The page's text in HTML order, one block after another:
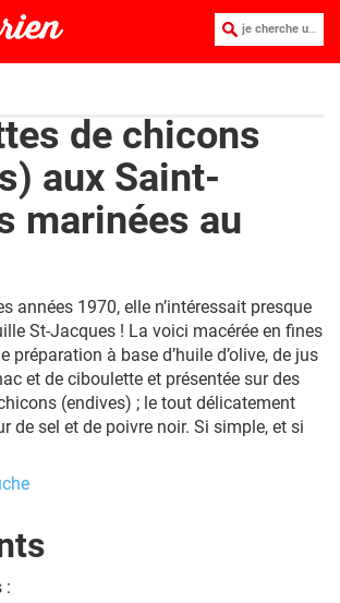
je cherche une recette :
de chicons
aux Saint-
marinées au
années 1970, elle n’intéressait presque
St-Jacques ! La voici macérée en fines
préparation à base d’huile d’olive, de jus
et de ciboulette et présentée sur des
(endives) ; le tout délicatement
de sel et de poivre noir. Si simple, et si
: